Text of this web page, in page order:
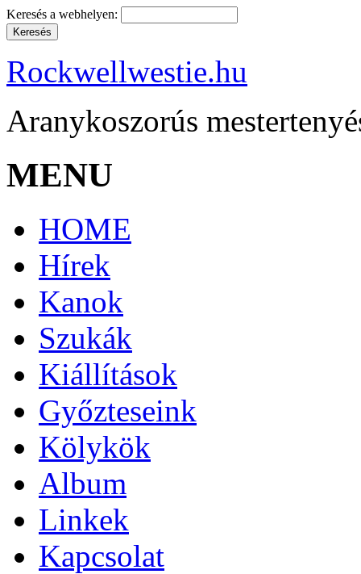
Keresés a webhelyen:
Rockwellwestie.hu
Aranykoszorús
MENU
HOME
Hírek
Kanok
Szukák
Kiállítások
Győzteseink
Kölykök
Album
Linkek
Kapcsolat